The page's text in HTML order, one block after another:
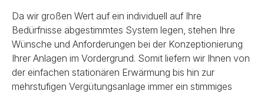
Da wir großen Wert auf ein individuell auf Ihre
Bedürfnisse abgestimmtes System legen, stehen Ihre
Wünsche und Anforderungen bei der Konzeptionierung
Ihrer Anlagen im Vordergrund. Somit liefern wir Ihnen von
der einfachen stationären Erwärmung bis hin zur
mehrstufigen Vergütungsanlage immer ein stimmiges